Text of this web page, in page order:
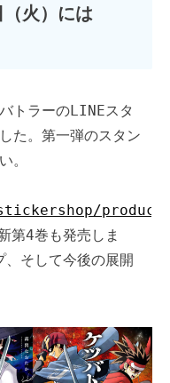
火）には
トラーのLINEスタ
た。第一弾のスタン
。
product/
第4巻も発売しま
そして今後の展開